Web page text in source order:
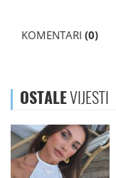
KOMENTARI (0)
OSTALEVIJESTI